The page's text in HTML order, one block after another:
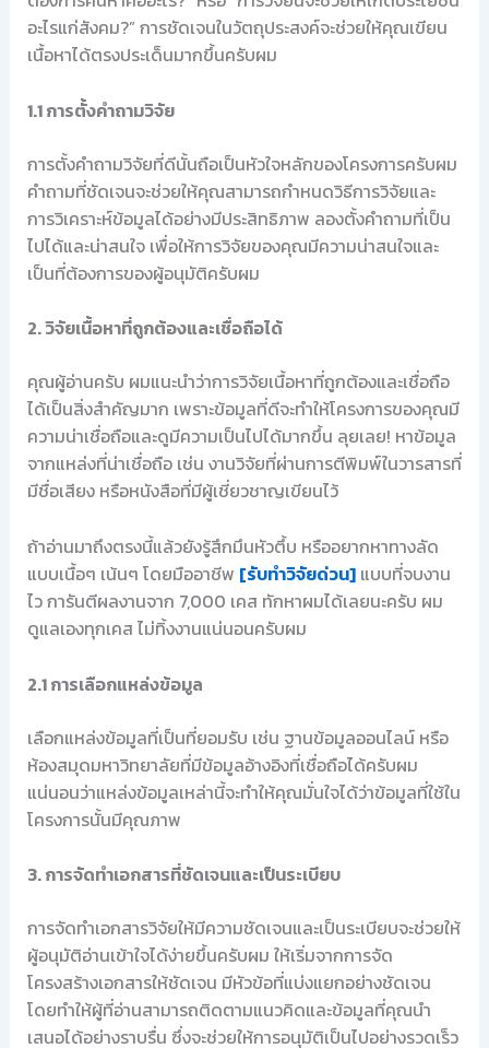
อะไรแก่สังคม?” การชัดเจนในวัตถุประสงค์จะช่วยให้คุณเขียน
เนื้อหาได้ตรงประเด็นมากขึ้นครับผม
1.1 การตั้งคำถามวิจัย
การตั้งคำถามวิจัยที่ดีนั้นถือเป็นหัวใจหลักของโครงการครับผม
คำถามที่ชัดเจนจะช่วยให้คุณสามารถกำหนดวิธีการวิจัยและ
การวิเคราะห์ข้อมูลได้อย่างมีประสิทธิภาพ ลองตั้งคำถามที่เป็น
ไปได้และน่าสนใจ เพื่อให้การวิจัยของคุณมีความน่าสนใจและ
เป็นที่ต้องการของผู้อนุมัติครับผม
2. วิจัยเนื้อหาที่ถูกต้องและเชื่อถือได้
คุณผู้อ่านครับ ผมแนะนำว่าการวิจัยเนื้อหาที่ถูกต้องและเชื่อถือ
ได้เป็นสิ่งสำคัญมาก เพราะข้อมูลที่ดีจะทำให้โครงการของคุณมี
ความน่าเชื่อถือและดูมีความเป็นไปได้มากขึ้น ลุยเลย! หาข้อมูล
จากแหล่งที่น่าเชื่อถือ เช่น งานวิจัยที่ผ่านการตีพิมพ์ในวารสารที่
มีชื่อเสียง หรือหนังสือที่มีผู้เชี่ยวชาญเขียนไว้
ถ้าอ่านมาถึงตรงนี้แล้วยังรู้สึกมึนหัวตึ้บ หรืออยากหาทางลัด
แบบเนื้อๆ เน้นๆ โดยมืออาชีพ [รับทำวิจัยด่วน]แบบที่จบงาน
ไว การันตีผลงานจาก 7,000 เคส ทักหาผมได้เลยนะครับ ผม
ดูแลเองทุกเคส ไม่ทิ้งงานแน่นอนครับผม
2.1 การเลือกแหล่งข้อมูล
เลือกแหล่งข้อมูลที่เป็นที่ยอมรับ เช่น ฐานข้อมูลออนไลน์ หรือ
ห้องสมุดมหาวิทยาลัยที่มีข้อมูลอ้างอิงที่เชื่อถือได้ครับผม
แน่นอนว่าแหล่งข้อมูลเหล่านี้จะทำให้คุณมั่นใจได้ว่าข้อมูลที่ใช้ใน
โครงการนั้นมีคุณภาพ
3. การจัดทำเอกสารที่ชัดเจนและเป็นระเบียบ
การจัดทำเอกสารวิจัยให้มีความชัดเจนและเป็นระเบียบจะช่วยให้
ผู้อนุมัติอ่านเข้าใจได้ง่ายขึ้นครับผม ให้เริ่มจากการจัด
โครงสร้างเอกสารให้ชัดเจน มีหัวข้อที่แบ่งแยกอย่างชัดเจน
โดยทำให้ผู้ที่อ่านสามารถติดตามแนวคิดและข้อมูลที่คุณนำ
เสนอได้อย่างราบรื่น ซึ่งจะช่วยให้การอนุมัติเป็นไปอย่างรวดเร็ว